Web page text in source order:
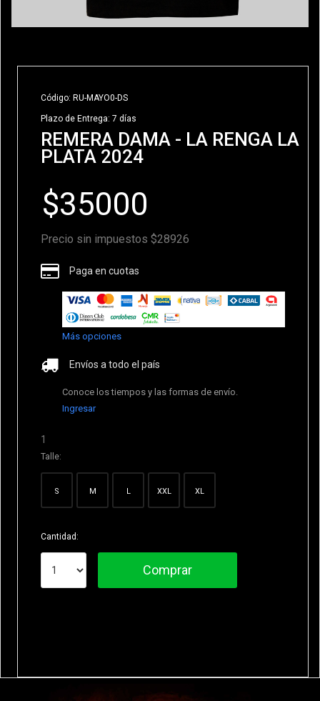
Código: RU-MAYO0-DS
Plazo de Entrega: 7 días
REMERA DAMA - LA RENGA LA
PLATA 2024
Precio sin impuestos $28926
Paga en cuotas
Más opciones
Envíos a todo el país
Conoce los tiempos y las formas de envío.
Ingresar
1
Talle:
S M L XXL XL
Cantidad:
Comprar